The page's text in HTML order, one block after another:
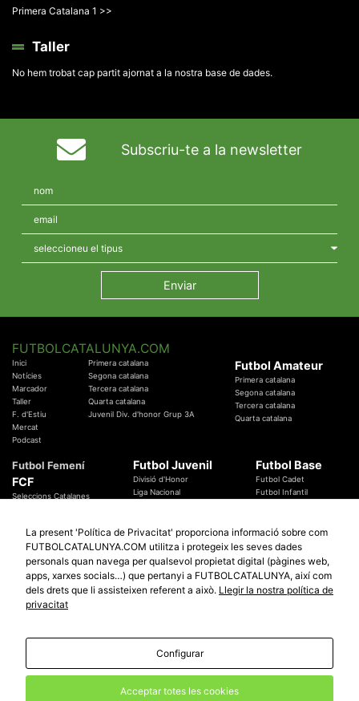
Primera Catalana 1 >>
Taller
No hem trobat cap partit ajornat a la nostra base de dades.
Subscriu-te a la newsletter
FUTBOLCATALUNYA.COM
Inici
Notícies
Marcador
Taller
F. d'Estiu
Mercat
Podcast
Primera catalana
Segona catalana
Tercera catalana
Quarta catalana
Juvenil Div. d'honor Grup 3A
Futbol Amateur
Primera catalana
Segona catalana
Tercera catalana
Quarta catalana
Futbol Femení
FCF
Seleccions Catalanes
Temes Federatius
Futbol Juvenil
Divisió d'Honor
Liga Nacional
Futbol Base
Futbol Cadet
Futbol Infantil
Futbol Catalunya
Promocions
Sortejos
Participació
Especials
Copa Catalunya Absoluta 2019
Copa del Rei 2019 - 2020
© 2010 - 2026FutbolCatalunya.com
redaccio@futbolcatalunya.com
La present 'Política de Privacitat' proporciona informació sobre com
FUTBOLCATALUNYA.COM utilitza i protegeix les seves dades
personals quan navega per qualsevol propietat digital (pàgines web,
apps, xarxes socials…) que pertanyi a FUTBOLCATALUNYA, així com
dels drets que li assisteixen referent a això. Llegir la nostra política de
privacitat
Configurar
Acceptar totes les cookies